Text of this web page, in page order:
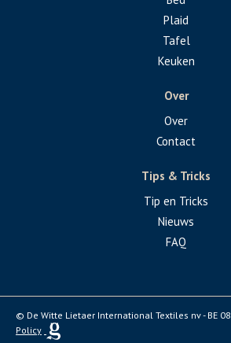
Plaid
Tafel
Keuken
Over
Over
Contact
Tips & Tricks
Tip en Tricks
Nieuws
FAQ
© De Witte Lietaer International Textiles nv - BE
Policy